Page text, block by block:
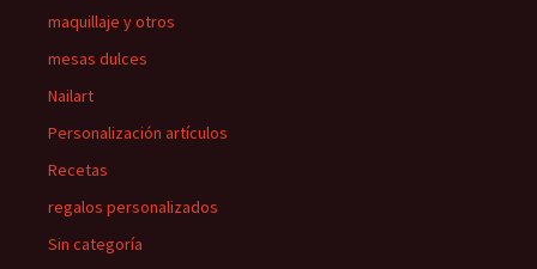
maquillaje y otros
mesas dulces
Nailart
Personalización artículos
Recetas
regalos personalizados
Sin categoría